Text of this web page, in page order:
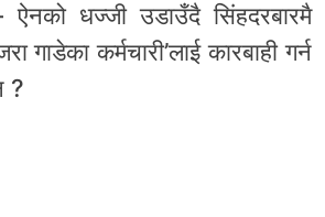
धज्जी उडाउँदै सिंहदरबारमै
गाडेका कर्मचारी’लाई कारबाही गर्न
?